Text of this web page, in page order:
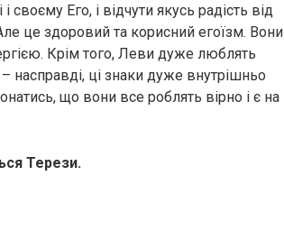
Его, і відчути якусь радість від
це здоровий та корисний егоїзм. Вони
Крім того, Леви дуже люблять
насправді, ці знаки дуже внутрішньо
що вони все роблять вірно і є на
Терези.